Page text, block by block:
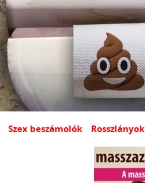
Szex beszámolók Rosszlányok